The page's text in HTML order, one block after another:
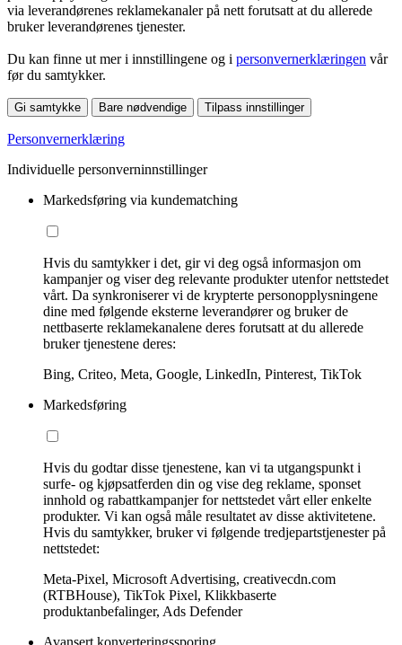
via leverandørenes reklamekanaler på nett forutsatt at du allerede
bruker leverandørenes tjenester.
Du kan finne ut mer i innstillingene og i personvernerklæringen vår
før du samtykker.
Gi samtykke Bare nødvendige Tilpass innstillinger
Personvernerklæring
Individuelle personverninnstillinger
Markedsføring via kundematching
Hvis du samtykker i det, gir vi deg også informasjon om
kampanjer og viser deg relevante produkter utenfor nettstedet
vårt. Da synkroniserer vi de krypterte personopplysningene
dine med følgende eksterne leverandører og bruker de
nettbaserte reklamekanalene deres forutsatt at du allerede
bruker tjenestene deres:
Bing, Criteo, Meta, Google, LinkedIn, Pinterest, TikTok
Markedsføring
Hvis du godtar disse tjenestene, kan vi ta utgangspunkt i
surfe- og kjøpsatferden din og vise deg reklame, sponset
innhold og rabattkampanjer for nettstedet vårt eller enkelte
produkter. Vi kan også måle resultatet av disse aktivitetene.
Hvis du samtykker, bruker vi følgende tredjepartstjenester på
nettstedet:
Meta-Pixel, Microsoft Advertising, creativecdn.com
(RTBHouse), TikTok Pixel, Klikkbaserte
produktanbefalinger, Ads Defender